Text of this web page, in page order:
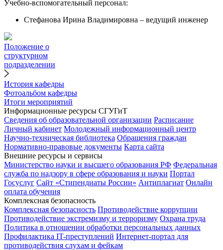
Учебно-вспомогательный персонал:
Стефанова Ирина Владимировна – ведущий инженер
Положение о
структурном
подразделении
История кафедры
Фотоальбом кафедры
Итоги мероприятий
Информационные ресурсы СГУГиТ
Сведения об образовательной организации Расписание
Личный кабинет Молодежный информационный центр
Научно-техническая библиотека Обращения граждан
Нормативно-правовые документы Карта сайта
Внешние ресурсы и сервисы
Министерство науки и высшего образования РФ Федеральная
служба по надзору в сфере образования и науки Портал
Госуслуг Сайт «Стипендиаты России» Антиплагиат Онлайн
оплата обучения
Комплексная безопасность
Комплексная безопасность Противодействие коррупции
Противодействие экстремизму и терроризму Охрана труда
Политика в отношении обработки персональных данных
Профилактика IT-преступлений Интернет-портал для
противодействия слухам и фейкам